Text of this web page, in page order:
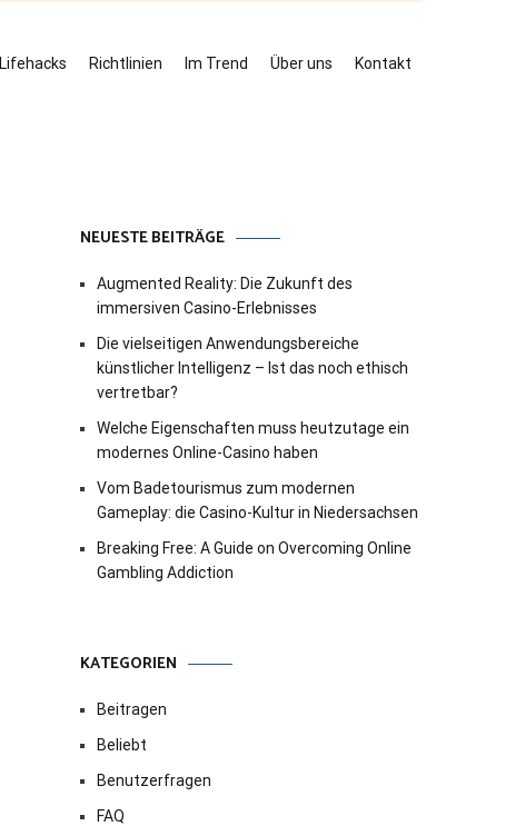
Lifehacks Richtlinien Im Trend Über uns Kontakt
NEUESTE BEITRÄGE
Augmented Reality: Die Zukunft des
immersiven Casino-Erlebnisses
Die vielseitigen Anwendungsbereiche
künstlicher Intelligenz – Ist das noch ethisch
vertretbar?
Welche Eigenschaften muss heutzutage ein
modernes Online-Casino haben
Vom Badetourismus zum modernen
Gameplay: die Casino-Kultur in Niedersachsen
Breaking Free: A Guide on Overcoming Online
Gambling Addiction
KATEGORIEN
Beitragen
Beliebt
Benutzerfragen
FAQ